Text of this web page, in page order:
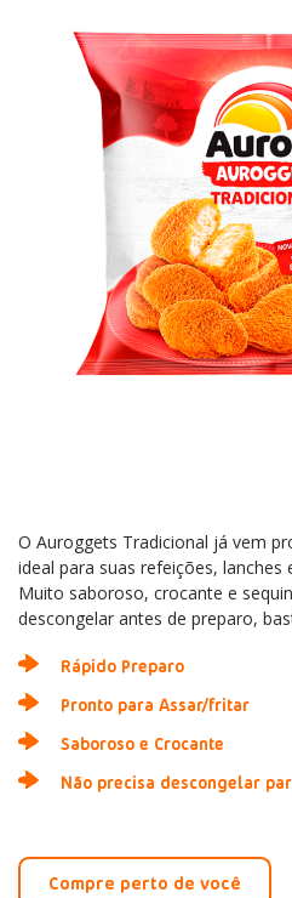
O Auroggets Tradicional já vem
ideal para suas refeições, lanches
Muito saboroso, crocante e
descongelar antes de preparo,
Rápido Preparo
Pronto para Assar/fritar
Saboroso e Crocante
Não precisa descongelar
Compre perto de você